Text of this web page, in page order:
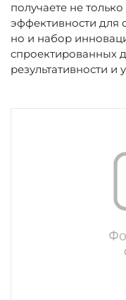
получаете не
эффективности для
но и набор
спроектированных
результативности